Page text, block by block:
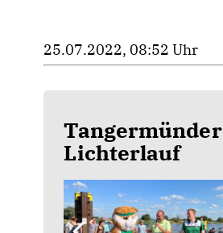
25.07.2022, 08:52 Uhr
Tangermünder
Lichterlauf